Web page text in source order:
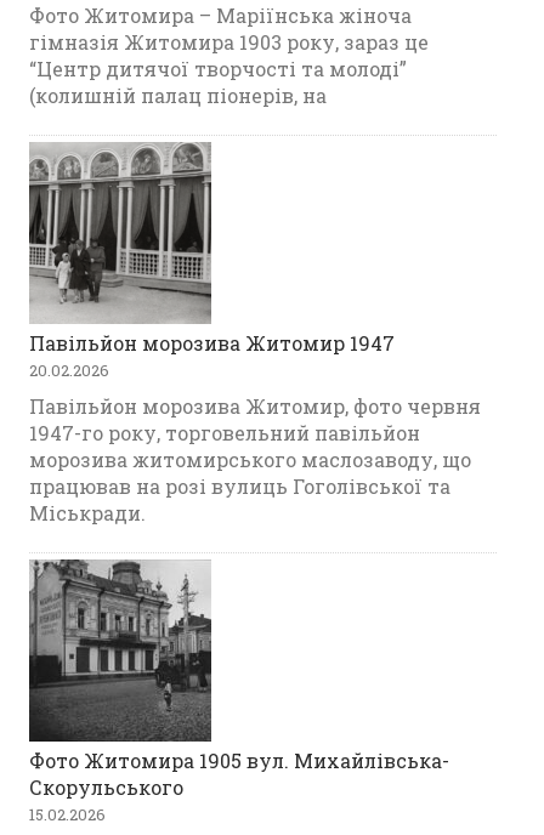
Фото Житомира – Маріїнська жіноча
гімназія Житомира 1903 року, зараз це
“Центр дитячої творчості та молоді”
(колишній палац піонерів, на
Павільйон морозива Житомир 1947
20.02.2026
Павільйон морозива Житомир, фото червня
1947-го року, торговельний павільйон
морозива житомирського маслозаводу, що
працював на розі вулиць Гоголівської та
Міськради.
Фото Житомира 1905 вул. Михайлівська-
Скорульського
15.02.2026